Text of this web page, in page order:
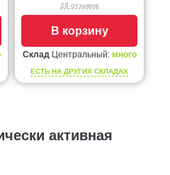
28 отзывов
В корзину
СкладЦентральный: много
ЕСТЬ НА ДРУГИХ СКЛАДАХ
активная